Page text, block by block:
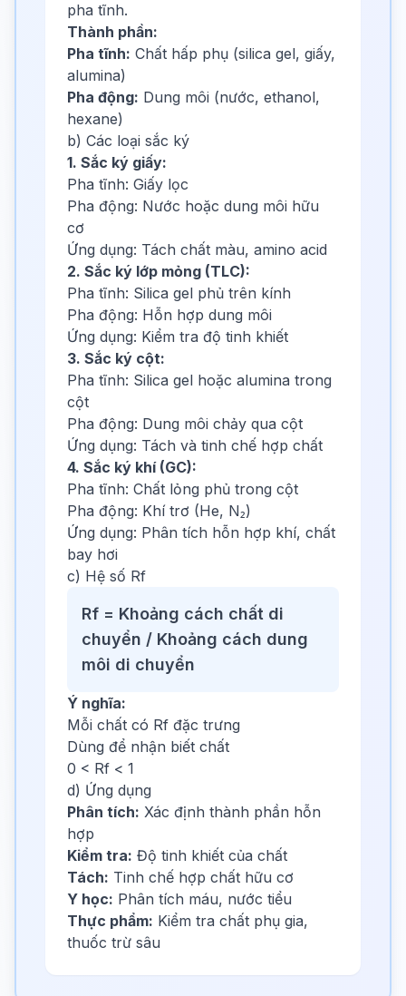
pha tĩnh.
Thành phần:
Pha tĩnh: Chất hấp phụ (silica gel, giấy,
alumina)
Pha động: Dung môi (nước, ethanol,
hexane)
b) Các loại sắc ký
1. Sắc ký giấy:
Pha tĩnh: Giấy lọc
Pha động: Nước hoặc dung môi hữu
cơ
Ứng dụng: Tách chất màu, amino acid
2. Sắc ký lớp mỏng (TLC):
Pha tĩnh: Silica gel phủ trên kính
Pha động: Hỗn hợp dung môi
Ứng dụng: Kiểm tra độ tinh khiết
3. Sắc ký cột:
Pha tĩnh: Silica gel hoặc alumina trong
cột
Pha động: Dung môi chảy qua cột
Ứng dụng: Tách và tinh chế hợp chất
4. Sắc ký khí (GC):
Pha tĩnh: Chất lỏng phủ trong cột
Pha động: Khí trơ (He, N₂)
Ứng dụng: Phân tích hỗn hợp khí, chất
bay hơi
c) Hệ số Rf
Rf = Khoảng cách chất di
chuyển / Khoảng cách dung
môi di chuyển
Ý nghĩa:
Mỗi chất có Rf đặc trưng
Dùng để nhận biết chất
0 < Rf < 1
d) Ứng dụng
Phân tích: Xác định thành phần hỗn
hợp
Kiểm tra: Độ tinh khiết của chất
Tách: Tinh chế hợp chất hữu cơ
Y học: Phân tích máu, nước tiểu
Thực phẩm: Kiểm tra chất phụ gia,
thuốc trừ sâu